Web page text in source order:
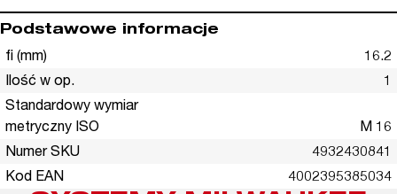
Podstawowe informacje
fi (mm)
16.2
Ilość w op.
1
Standardowy wymiar
metryczny ISO
M 16
Numer SKU
4932430841
Kod EAN
4002395385034